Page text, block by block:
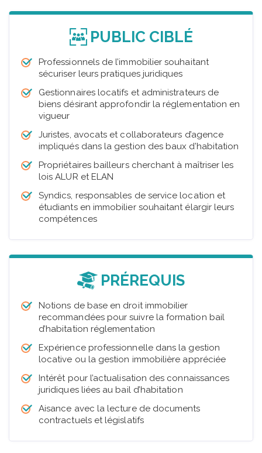
PUBLIC CIBLÉ
Professionnels de l’immobilier souhaitant
sécuriser leurs pratiques juridiques
Gestionnaires locatifs et administrateurs de
biens désirant approfondir la réglementation en
vigueur
Juristes, avocats et collaborateurs d’agence
impliqués dans la gestion des baux d’habitation
Propriétaires bailleurs cherchant à maîtriser les
lois ALUR et ELAN
Syndics, responsables de service location et
étudiants en immobilier souhaitant élargir leurs
compétences
PRÉREQUIS
Notions de base en droit immobilier
recommandées pour suivre la formation bail
d’habitation réglementation
Expérience professionnelle dans la gestion
locative ou la gestion immobilière appréciée
Intérêt pour l’actualisation des connaissances
juridiques liées au bail d’habitation
Aisance avec la lecture de documents
contractuels et législatifs